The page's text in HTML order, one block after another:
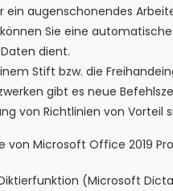
ein augenschonendes
Sie eine
dient.
Stift bzw. die
gibt es neue
von Richtlinien von Vorteil
von Microsoft Office 2019
(Microsoft